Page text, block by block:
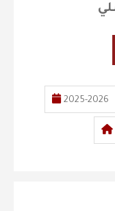
2025-2026